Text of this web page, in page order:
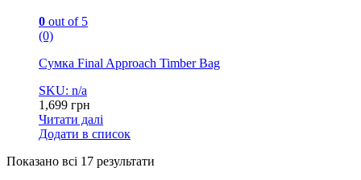
0 out of 5
(0)
Сумка Final Approach Timber Bag
SKU: n/a
1,699 грн
Читати далі
Додати в список
Показано всі 17 результати